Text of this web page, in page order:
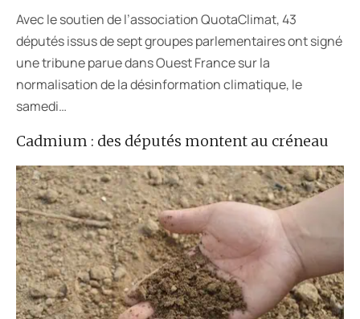
Cadmium : des députés montent au créneau
Avec le soutien de l’association QuotaClimat, 43
députés issus de sept groupes parlementaires ont signé
une tribune parue dans Ouest France sur la
normalisation de la désinformation climatique, le
samedi…